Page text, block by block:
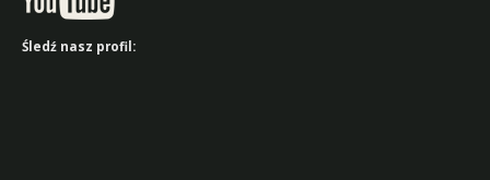
Śledź nasz profil: